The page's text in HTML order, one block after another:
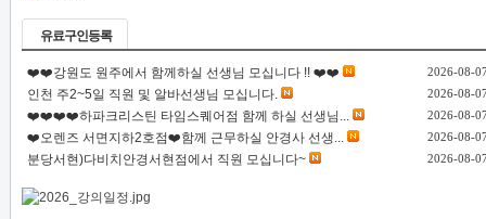
유료구인등록
❤️❤️강원도 원주에서 함께하실 선생님 모십니다 !! ❤️❤️ 2026-08-
인천 주2~5일 직원 및 알바선생님 모십니다. 2026-08-
❤️❤️❤️❤️하파크리스틴 타임스퀘어점 함께 하실 선생님... 2026-08-
❤️오렌즈 서면지하2호점❤️함께 근무하실 안경사 선생... 2026-08-
분당서현)다비치안경서현점에서 직원 모십니다~ 2026-08-